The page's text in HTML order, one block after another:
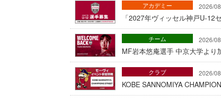
2026/
「2027年ヴィッセル神戸U-12
アカデミー
2026/
MF岩本悠庵選手 中京大学よ
チーム
2026/
KOBE SANNOMIYA
クラブ